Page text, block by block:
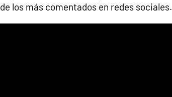
de los más comentados en redes sociales.